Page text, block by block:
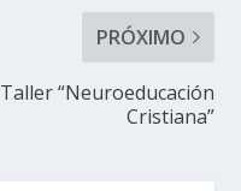
PRÓXIMO
Taller “Neuroeducación
Cristiana”